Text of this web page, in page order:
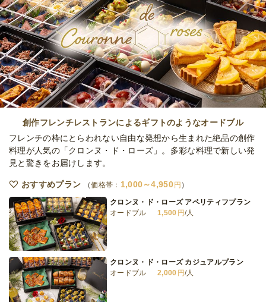
オードブル
3,780円
NAGI 温製も楽しむ！小分けピアット・プレ
ミオ
オードブル
4,860円/人
NAGI DINING 小分けプチプラン
オードブル
締切 2日前12時
最低ご注文金額 15,000円
創作フレンチレストランによるギフトのようなオードブル
フレンチの枠にとらわれない自由な発想から生まれた絶品の創作
料理が人気の「クロンヌ・ド・ローズ」。多彩な料理で新しい発
見と驚きをお届けします。
おすすめプラン 価格帯： 1,000～4,950 円
クロンヌ・ド・ローズ アペリティフプラン
オードブル
1,500 円/人
クロンヌ・ド・ローズ カジュアルプラン
オードブル
2,000 円/人